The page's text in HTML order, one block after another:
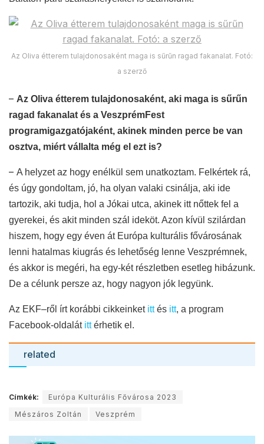
Az Oliva étterem tulajdonosaként maga is sűrűn ragad fakanalat. Fotó:
a szerző
– Az Oliva étterem tulajdonosaként, aki maga is sűrűn
ragad fakanalat és a VeszprémFest
programigazgatójaként, akinek minden perce be van
osztva, miért vállalta még el ezt is?
– A helyzet az hogy enélkül sem unatkoztam. Felkértek rá,
és úgy gondoltam, jó, ha olyan valaki csinálja, aki ide
tartozik, aki tudja, hol a Jókai utca, akinek itt nőttek fel a
gyerekei, és akit minden szál ideköt. Azon kívül szilárdan
hiszem, hogy egy éven át Európa kulturális fővárosának
lenni hatalmas kiugrás és lehetőség lenne Veszprémnek,
és akkor is megéri, ha egy-két részletben esetleg hibázunk.
De a célunk persze az, hogy nagyon jók legyünk.
Az EKF–ről írt korábbi cikkeinket ittés itt, a program
Facebook-oldalát ittérhetik el.
related
Címkék:
Európa Kulturális Fővárosa 2023
Mészáros Zoltán
Veszprém